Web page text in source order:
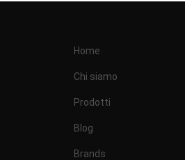
Home
Chi siamo
Prodotti
Blog
Brands